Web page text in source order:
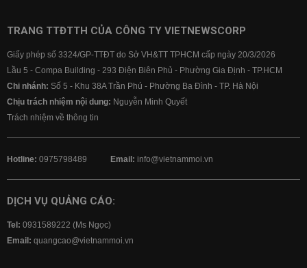
Lãi suất ngân hàng BIDV
Lãi suất ngân hàng Vietcombank
TRANG TTĐTTH CỦA CÔNG TY VIETNEWSCORP
Giấy phép số 3324/GP-TTĐT do Sở VH&TT TPHCM cấp ngày 20/3/2026
Lầu 5 - Compa Building - 293 Điện Biên Phủ - Phường Gia Định - TP.HCM
Chi nhánh: Số 5 - Khu 38A Trần Phú - Phường Ba Đình - TP. Hà Nội
Chịu trách nhiệm nội dung: Nguyễn Minh Quyết
Trách nhiệm về thông tin
Hotline: 0975798489 Email: info@vietnammoi.vn
DỊCH VỤ QUẢNG CÁO:
Tel: 0931589222 (Ms Ngọc)
Email: quangcao@vietnammoi.vn